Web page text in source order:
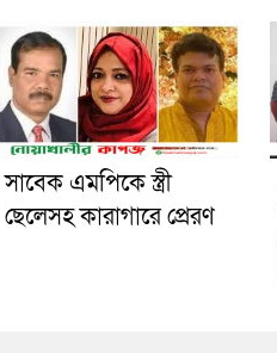
সাবেক এমপিকে স্ত্রী
ছেলেসহ কারাগারে প্রেরণ